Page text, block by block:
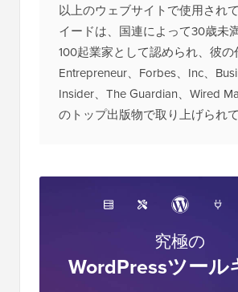
以上のウェブサイトで使用され
イードは、国連によって30歳未
100起業家として認められ、彼の
Entrepreneur、Forbes、Inc、
Insider、The Guardian、Wired
のトップ出版物で取り上げられて
究極の
WordPressツール